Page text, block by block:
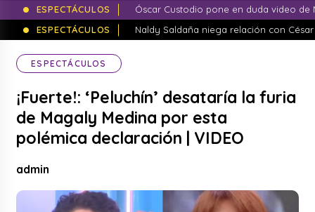
ESPECTÁCULOS
Óscar Custodio pone en duda video de
ESPECTÁCULOS
Naldy Saldaña niega relación con
ESPECTÁCULOS
¡Fuerte!: ‘Peluchín’ desataría la furia
de Magaly Medina por esta
polémica declaración | VIDEO
admin